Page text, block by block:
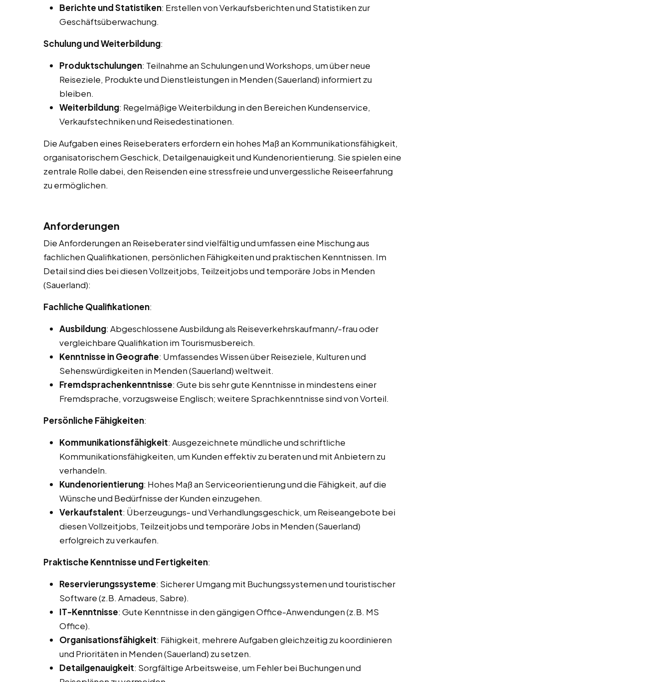
Berichte und Statistiken: Erstellen von Verkaufsberichten und Statistiken zur
Geschäftsüberwachung.
Schulung und Weiterbildung:
Produktschulungen: Teilnahme an Schulungen und Workshops, um über neue
Reiseziele, Produkte und Dienstleistungen in Menden (Sauerland) informiert zu
bleiben.
Weiterbildung: Regelmäßige Weiterbildung in den Bereichen Kundenservice,
Verkaufstechniken und Reisedestinationen.
Die Aufgaben eines Reiseberaters erfordern ein hohes Maß an Kommunikationsfähigkeit,
organisatorischem Geschick, Detailgenauigkeit und Kundenorientierung. Sie spielen eine
zentrale Rolle dabei, den Reisenden eine stressfreie und unvergessliche Reiseerfahrung
zu ermöglichen.
Anforderungen
Die Anforderungen an Reiseberater sind vielfältig und umfassen eine Mischung aus
fachlichen Qualifikationen, persönlichen Fähigkeiten und praktischen Kenntnissen. Im
Detail sind dies bei diesen Vollzeitjobs, Teilzeitjobs und temporäre Jobs in Menden
(Sauerland):
Fachliche Qualifikationen:
Ausbildung: Abgeschlossene Ausbildung als Reiseverkehrskaufmann/-frau oder
vergleichbare Qualifikation im Tourismusbereich.
Kenntnisse in Geografie: Umfassendes Wissen über Reiseziele, Kulturen und
Sehenswürdigkeiten in Menden (Sauerland) weltweit.
Fremdsprachenkenntnisse: Gute bis sehr gute Kenntnisse in mindestens einer
Fremdsprache, vorzugsweise Englisch; weitere Sprachkenntnisse sind von Vorteil.
Persönliche Fähigkeiten:
Kommunikationsfähigkeit: Ausgezeichnete mündliche und schriftliche
Kommunikationsfähigkeiten, um Kunden effektiv zu beraten und mit Anbietern zu
verhandeln.
Kundenorientierung: Hohes Maß an Serviceorientierung und die Fähigkeit, auf die
Wünsche und Bedürfnisse der Kunden einzugehen.
Verkaufstalent: Überzeugungs- und Verhandlungsgeschick, um Reiseangebote bei
diesen Vollzeitjobs, Teilzeitjobs und temporäre Jobs in Menden (Sauerland)
erfolgreich zu verkaufen.
Praktische Kenntnisse und Fertigkeiten:
Reservierungssysteme: Sicherer Umgang mit Buchungssystemen und touristischer
Software (z.B. Amadeus, Sabre).
IT-Kenntnisse: Gute Kenntnisse in den gängigen Office-Anwendungen (z.B. MS
Office).
Organisationsfähigkeit: Fähigkeit, mehrere Aufgaben gleichzeitig zu koordinieren
und Prioritäten in Menden (Sauerland) zu setzen.
Detailgenauigkeit: Sorgfältige Arbeitsweise, um Fehler bei Buchungen und